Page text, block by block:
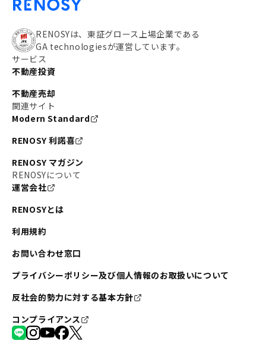
RENOSYは、東証グロース上場企業である
GA technologiesが運営しています。
サービス
不動産投資
不動産売却
関連サイト
Modern Standard
RENOSY 利諾喜
RENOSY マガジン
RENOSYについて
運営会社
RENOSYとは
利用規約
お問い合わせ窓口
プライバシーポリシー及び個人情報のお取扱いについて
反社会的勢力に対する基本方針
コンプライアンス